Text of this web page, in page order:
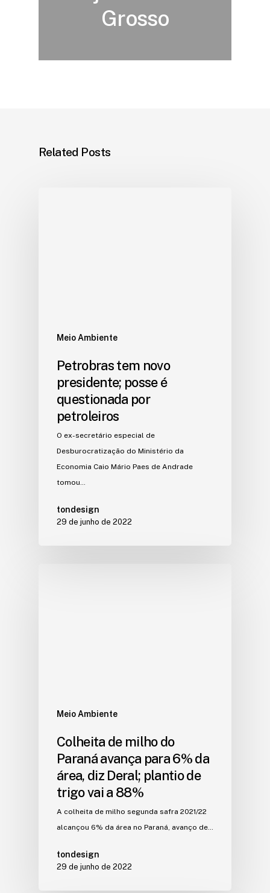
Grosso
Related Posts
Meio Ambiente
Petrobras tem novo
presidente; posse é
questionada por
petroleiros
O ex-secretário especial de
Desburocratização do Ministério da
Economia Caio Mário Paes de Andrade
tomou…
tondesign
29 de junho de 2022
Meio Ambiente
Colheita de milho do
Paraná avança para 6% da
área, diz Deral; plantio de
trigo vai a 88%
A colheita de milho segunda safra 2021/22
alcançou 6% da área no Paraná, avanço de…
tondesign
29 de junho de 2022